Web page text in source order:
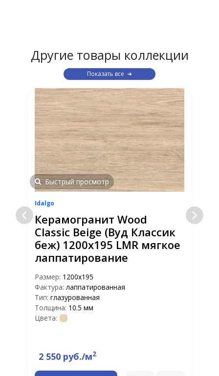
Другие товары коллекции
Показать все
Быстрый просмотр
Idalgo
Керамогранит Wood
Classic Beige (Вуд Классик
беж) 1200x195 LMR мягкое
лаппатирование
Размер: 1200х195
Фактура: лаппатированная
Тип: глазурованная
Толщина: 10.5 мм
Цвета:
2 550 руб./м2